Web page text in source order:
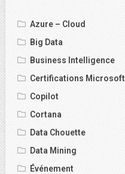
Azure – Cloud
Big Data
Business Intelligence
Certifications Microsoft
Copilot
Cortana
Data Chouette
Data Mining
Événement